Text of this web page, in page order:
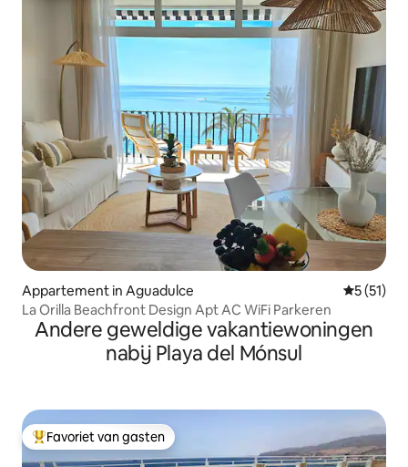
Appartement in Aguadulce
5 (51)
La Orilla Beachfront Design Apt AC WiFi Parkeren
Andere geweldige vakantiewoningen
nabij Playa del Mónsul
Topfavoriet van gasten
Favoriet van gasten